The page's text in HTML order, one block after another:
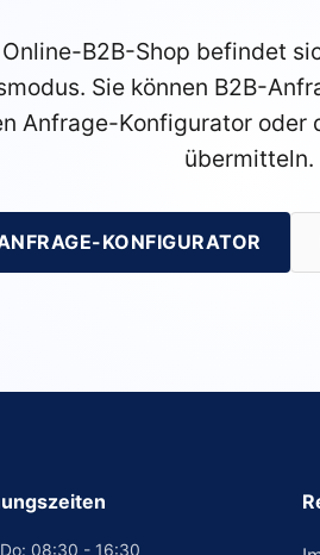
B2B-Shop befindet
Sie können B2B-
Anfrage-Konfigurator oder
übermitteln.
KONFIGURATOR
08:30 - 16:30